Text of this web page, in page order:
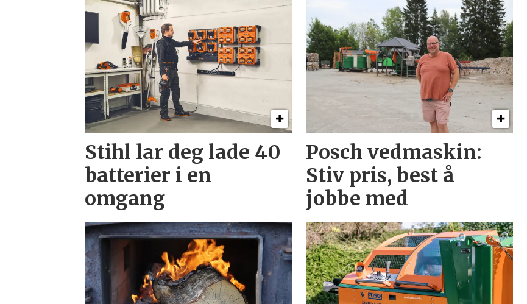
Stihl lar deg lade 40
batterier i en
omgang
Posch vedmaskin:
Stiv pris, best å
jobbe med